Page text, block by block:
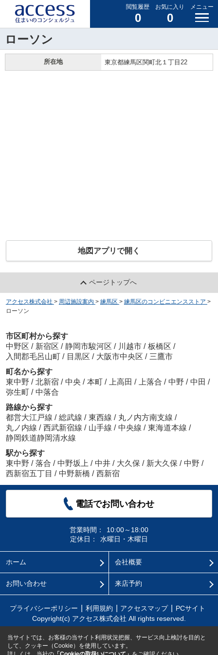
閲覧履歴
0
お気に入り
0
メニュー
ローソン
所在地 東京都練馬区関町北１丁目22
地図アプリで開く
ページトップへ
アクセス株式会社 > 周辺施設案内 > 練馬区 > 練馬区のコンビニエンスストア >
ローソン
市区町村から探す
中野区 / 新宿区 / 静岡市駿河区 / 川越市 / 板橋区 /
入間郡毛呂山町 / 目黒区 / 大阪市中央区 / 三鷹市
町名から探す
東中野 / 北新宿 / 中央 / 本町 / 上高田 / 上落合 / 中野 / 中田 /
弥生町 / 中落合
路線から探す
都営大江戸線 / 総武線 / 東西線 / 丸ノ内方南支線 /
丸ノ内線 / 西武新宿線 / 山手線 / 中央線 / 東海道本線 /
静岡鉄道静岡清水線
駅から探す
東中野 / 落合 / 中野坂上 / 中井 / 大久保 / 新大久保 / 中野 /
西新宿五丁目 / 中野新橋 / 西新宿
電話でお問い合わせ
営業時間：
10:00～18:00
定休日：
水曜日・木曜日
ホーム 会社概要
お問い合わせ 来店予約
プライバシーポリシー 利用規約 アクセスマップ
PCサイト
Copyright(c) アクセス株式会社 All rights reserved.
当サイトでは、お客様の当サイト利用状況把握、サービス向上検討を目的と
して、クッキー（Cookie）を使用しています。